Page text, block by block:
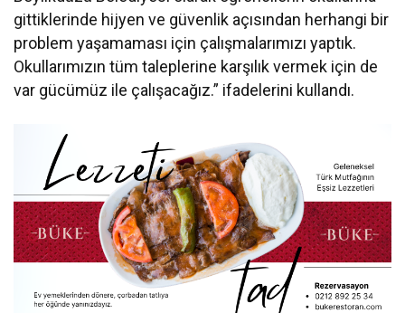
gittiklerinde hijyen ve güvenlik açısından herhangi bir
problem yaşamaması için çalışmalarımızı yaptık.
Okullarımızın tüm taleplerine karşılık vermek için de
var gücümüz ile çalışacağız.” ifadelerini kullandı.